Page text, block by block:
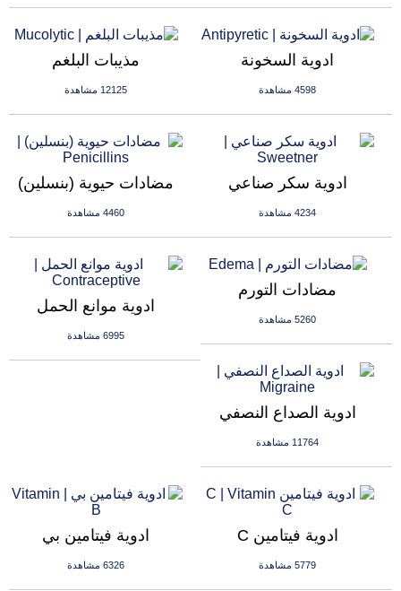
مذيبات البلغم
12125 مشاهدة
ادوية السخونة
4598 مشاهدة
مضادات حيوية (بنسلين)
4460 مشاهدة
ادوية سكر صناعي
4234 مشاهدة
ادوية موانع الحمل
6995 مشاهدة
مضادات التورم
5260 مشاهدة
ادوية الصداع النصفي
11764 مشاهدة
ادوية فيتامين بي
6326 مشاهدة
ادوية فيتامين C
5779 مشاهدة